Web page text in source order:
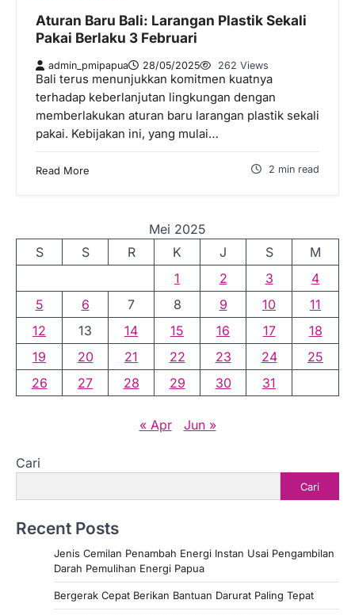
Aturan Baru Bali: Larangan Plastik Sekali
Pakai Berlaku 3 Februari
admin_pmipapua 28/05/2025 262 Views
Bali terus menunjukkan komitmen kuatnya
terhadap keberlanjutan lingkungan dengan
memberlakukan aturan baru larangan plastik sekali
pakai. Kebijakan ini, yang mulai…
Read More 2 min read
Mei 2025
S
S R K J S
M
1
2 3
4
5
6 7 8 9 10
11
12
13 14 15 16 17
18
19
20 21 22 23 24
25
26
27 28 29 30 31
« Apr Jun »
Cari
Cari
Recent Posts
Jenis Cemilan Penambah Energi Instan Usai Pengambilan
Darah Pemulihan Energi Papua
Bergerak Cepat Berikan Bantuan Darurat Paling Tepat